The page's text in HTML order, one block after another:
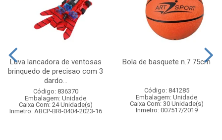
Luva lancadora de ventosas
brinquedo de precisao com 3
dardo...
Código: 836370
Embalagem: Unidade
Caixa Com: 24 Unidade(s)
Inmetro: ABCP-BRI-0404-2023-16
Bola de basquete n.7 75cm
Código: 841285
Embalagem: Unidade
Caixa Com: 30 Unidade(s)
Inmetro: 007517/2019